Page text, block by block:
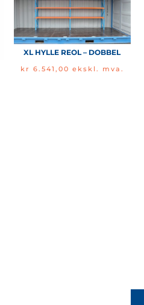
XL HYLLE REOL – DOBBEL
kr 6.541,00 ekskl. mva.